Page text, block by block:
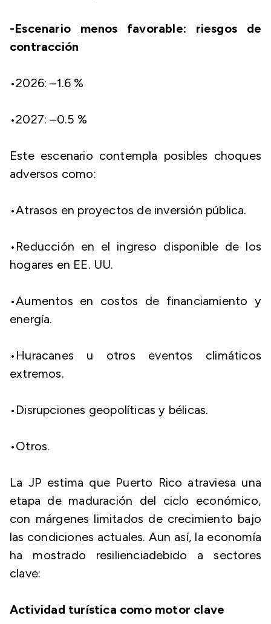
-Escenario menos favorable: riesgos de
contracción
​•​2026: –1.6 %
​•​2027: –0.5 %
Este escenario contempla posibles choques
adversos como:
​•​Atrasos en proyectos de inversión pública.
​•​Reducción en el ingreso disponible de los
hogares en EE. UU.
​•​Aumentos en costos de financiamiento y
energía.
​•​Huracanes u otros eventos climáticos
extremos.
​•​Disrupciones geopolíticas y bélicas.
•​Otros.
La JP estima que Puerto Rico atraviesa una
etapa de maduración del ciclo económico,
con márgenes limitados de crecimiento bajo
las condiciones actuales. Aun así, la economía
ha mostrado resilienciadebido a sectores
clave:
Actividad turística como motor clave